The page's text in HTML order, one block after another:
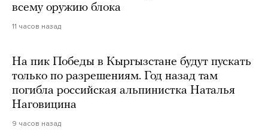
всему оружию блока
11 часов назад
На пик Победы в Кыргызстане будут пускать
только по разрешениям. Год назад там
погибла российская альпинистка Наталья
Наговицина
9 часов назад